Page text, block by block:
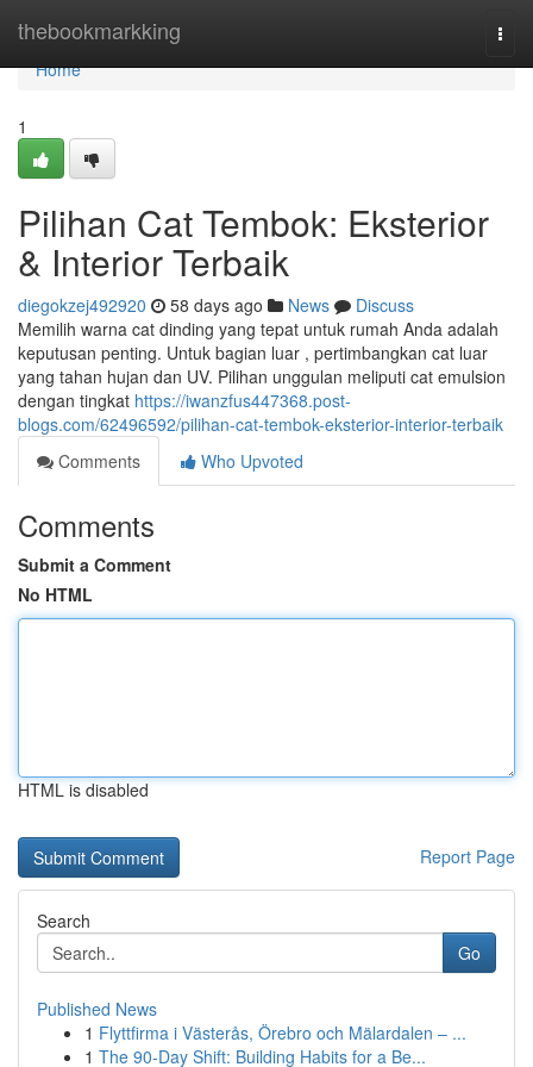
thebookmarkking
Home
Home
1
Pilihan Cat Tembok: Eksterior
& Interior Terbaik
diegokzej492920 58 days ago News
Discuss
Memilih warna cat dinding yang tepat untuk rumah Anda adalah
keputusan penting. Untuk bagian luar , pertimbangkan cat luar
yang tahan hujan dan UV. Pilihan unggulan meliputi cat emulsion
dengan tingkat https://iwanzfus447368.post-
blogs.com/62496592/pilihan-cat-tembok-eksterior-interior-terbaik
Comments
Who Upvoted
Comments
Submit a Comment
No HTML
HTML is disabled
Report Page
Search
Go
Published News
1 Flyttfirma i Västerås, Örebro och Mälardalen – ...
1 The 90-Day Shift: Building Habits for a Be...